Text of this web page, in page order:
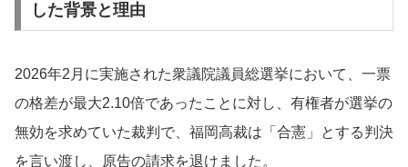
した背景と理由
2026年2月に実施された衆議院議員総選挙において、一票
の格差が最大2.10倍であったことに対し、有権者が選挙の
無効を求めていた裁判で、福岡高裁は「合憲」とする判決
を言い渡し、原告の請求を退けました。